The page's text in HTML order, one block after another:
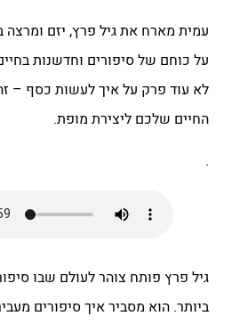
עמית מארח את גיל פרץ, יזם
על כוחם של סיפורים וחדשנות
לא עוד פרק על איך לעשות כסף –
החיים שלכם ליצירת מופת.
.
גיל פרץ פותח צוהר לעולם שבו
ביותר. הוא מסביר איך סיפורים